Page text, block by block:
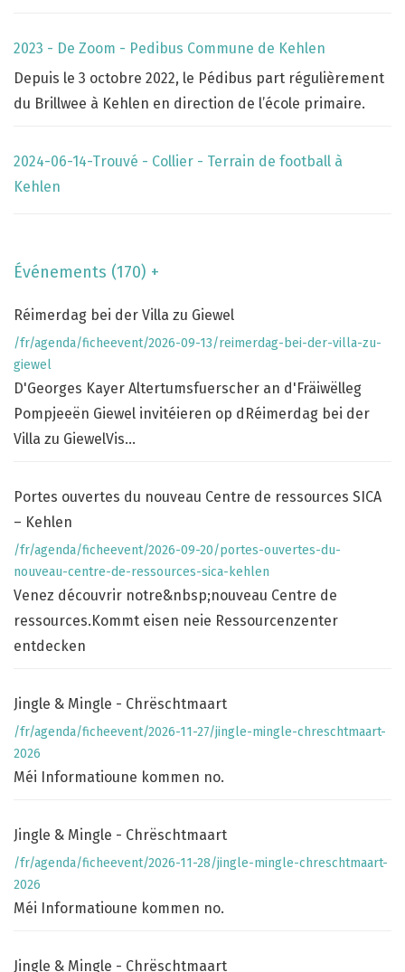
2023 - De Zoom - Pedibus Commune de Kehlen
Depuis le 3 octobre 2022, le Pédibus part régulièrement
du Brillwee à Kehlen en direction de l’école primaire.
2024-06-14-Trouvé - Collier - Terrain de football à
Kehlen
Événements (170) +
Réimerdag bei der Villa zu Giewel
/fr/agenda/ficheevent/2026-09-13/reimerdag-bei-der-villa-zu-
giewel
D'Georges Kayer Altertumsfuerscher an d'Fräiwëlleg
Pompjeeën Giewel invitéieren op dRéimerdag bei der
Villa zu GiewelVis...
Portes ouvertes du nouveau Centre de ressources SICA
– Kehlen
/fr/agenda/ficheevent/2026-09-20/portes-ouvertes-du-
nouveau-centre-de-ressources-sica-kehlen
Venez découvrir notre&nbsp;nouveau Centre de
ressources.Kommt eisen neie Ressourcenzenter
entdecken
Jingle & Mingle - Chrëschtmaart
/fr/agenda/ficheevent/2026-11-27/jingle-mingle-chreschtmaart-
2026
Méi Informatioune kommen no.
Jingle & Mingle - Chrëschtmaart
/fr/agenda/ficheevent/2026-11-28/jingle-mingle-chreschtmaart-
2026
Méi Informatioune kommen no.
Jingle & Mingle - Chrëschtmaart